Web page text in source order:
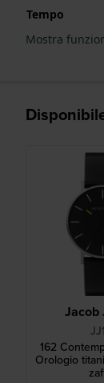
Tempo
Mostra
Jacob
162
Orologio